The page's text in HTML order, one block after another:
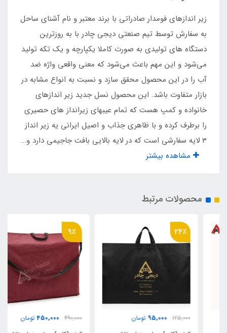
دارد
دارد
وزن
3540 گرم
طرح محصول
دارد
زیر اندازهای فومدار صادراتی با برند معتبر و نام آشنای ساحل
به سفارش توسط تیم صنعتی دیجی چادر با به روزترین
دستگاه های تولیدی به صورت کاملا یکپارچه و یک تکه تولید
می‌شود و این مهم باعث می‌شود که معنی واقعی واژه ضد
آب را در این محصول محقق سازد و نسبت به انواع مشابه در
بازار متفاوت باشد. این محصول نسل جدید زیر اندازهای
خانواده و کمپ هست که تمام عیبهای زیرانداز های حصیری
را برطرف کرده و با ظاهری جذاب و اصیل ایرانی یه زیر انداز
3 لایه سفارشی است که در لایه بالایی بافت جاجیمی دارد و...
مشاهده بیشتر
محصولات مرتبط
95,000 تومان
450,000 تومان